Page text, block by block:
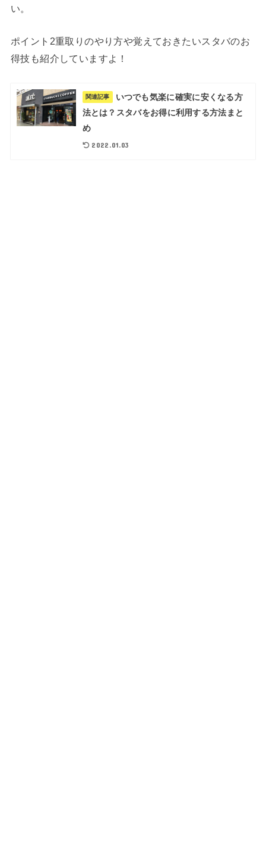
い。
ポイント2重取りのやり方や覚えておきたいスタバのお
得技も紹介していますよ！
関連記事
いつでも気楽に確実に安くなる方
法とは？スタバをお得に利用する方法まと
め
2022.01.03